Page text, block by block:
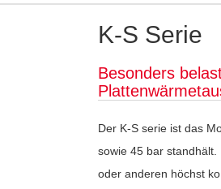
K-S Serie
Besonders
Der K-S serie ist das
sowie 45 bar standhält.
oder anderen höchst